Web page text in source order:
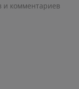
и комментариев